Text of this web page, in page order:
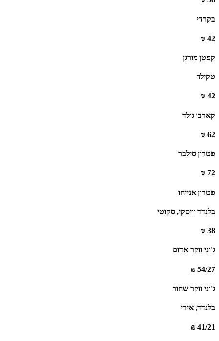
בקרדי
42 ₪
קפטן מורגן
טקילה
42 ₪
קארבו גולד
62 ₪
פטרון סילבר
72 ₪
פטרון אנייחו
בלנדד וויסקי, סקוטי
38 ₪
ג'וני ווקר אדום
54/27 ₪
ג'וני ווקר שחור
בלנדד, אירי
41/21 ₪